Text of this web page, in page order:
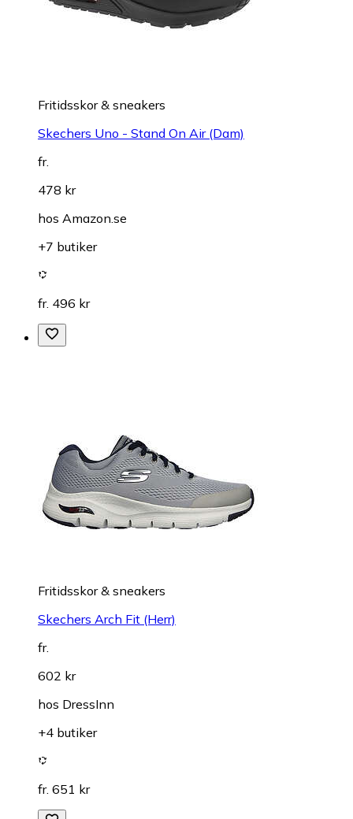
Fritidsskor & sneakers
Skechers Uno - Stand On Air (Dam)
fr.
478 kr
hos Amazon.se
+7 butiker
fr. 496 kr
Fritidsskor & sneakers
Skechers Arch Fit (Herr)
fr.
602 kr
hos DressInn
+4 butiker
fr. 651 kr